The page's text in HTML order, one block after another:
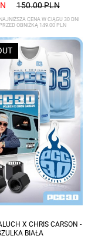
150.00 PLN
NAJNIŻSZA CENA W CIĄGU 30 DNI
PRZED OBNIŻKĄ 149.00 PLN
X CHRIS CARSON -
BIAŁA